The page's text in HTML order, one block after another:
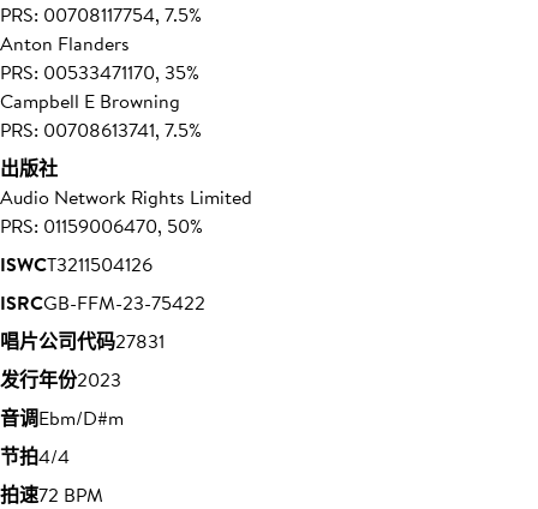
PRS: 00708117754, 7.5%
Anton Flanders
PRS: 00533471170, 35%
Campbell E Browning
PRS: 00708613741, 7.5%
出版社
Audio Network Rights Limited
PRS: 01159006470, 50%
ISWCT3211504126
ISRCGB-FFM-23-75422
唱片公司代码27831
发行年份2023
音调Ebm/D#m
节拍4/4
拍速72 BPM